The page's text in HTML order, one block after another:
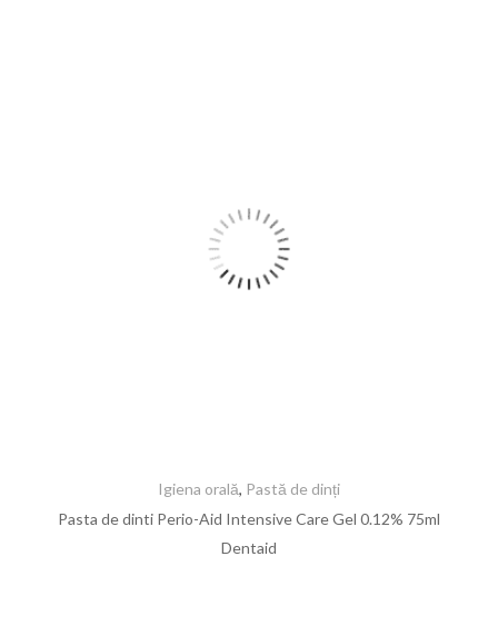
Igiena orală, Pastă de dinți
Pasta de dinti Perio-Aid Intensive Care Gel 0.12% 75ml
Dentaid